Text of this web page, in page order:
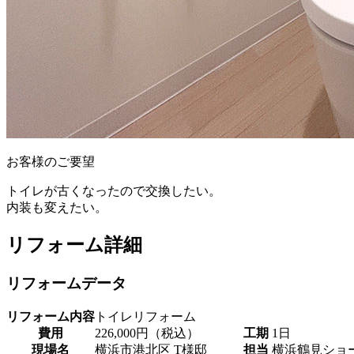
お客様のご要望
トイレが古くなったので交換したい。
内装も変えたい。
リフォーム詳細
リフォームデータ
リフォーム内容 トイレリフォーム
費用
226,000円（税込） 工期 1日
現場名
横浜市港北区 T様邸 担当 横浜鶴見ショ